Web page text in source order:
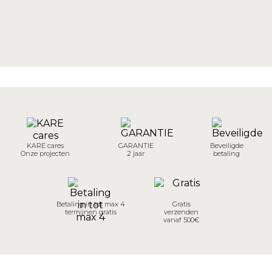
KARE cares
Onze projecten
GARANTIE
2 jaar
Beveiligde
betaling
Betaling in tot max 4
termijnen gratis
Gratis
verzenden
vanaf 500€